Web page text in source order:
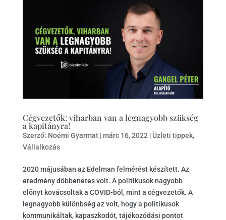
Cégvezetők: viharban van a legnagyobb szükség
a kapitányra!
Szerző: Noémi Gyarmat|márc 16, 2022 | Üzleti tippek,
Vállalkozás
2020 májusában az Edelman felmérést készített. Az
eredmény döbbenetes volt. A politikusok nagyobb
előnyt kovácsoltak a COVID-ból, mint a cégvezetők. A
legnagyobb különbség az volt, hogy a politikusok
kommunikáltak, kapaszkodót, tájékozódási pontot